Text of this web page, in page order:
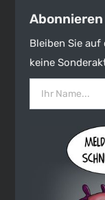
Bleiben Sie auf
keine